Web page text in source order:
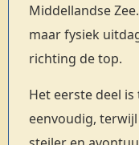
Middellandse
maar fysiek
richting de top.
Het eerste deel
eenvoudig,